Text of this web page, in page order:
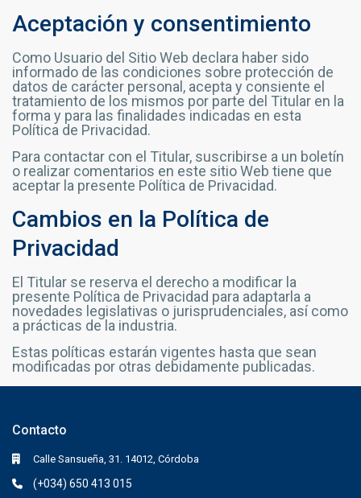
Aceptación y consentimiento
Como Usuario del Sitio Web declara haber sido
informado de las condiciones sobre protección de
datos de carácter personal, acepta y consiente el
tratamiento de los mismos por parte del Titular en la
forma y para las finalidades indicadas en esta
Política de Privacidad.
Para contactar con el Titular, suscribirse a un boletín
o realizar comentarios en este sitio Web tiene que
aceptar la presente Política de Privacidad.
Cambios en la Política de
Privacidad
El Titular se reserva el derecho a modificar la
presente Política de Privacidad para adaptarla a
novedades legislativas o jurisprudenciales, así como
a prácticas de la industria.
Estas políticas estarán vigentes hasta que sean
modificadas por otras debidamente publicadas.
Contacto
Calle Sansueña, 31. 14012, Córdoba
(+034) 650 413 015